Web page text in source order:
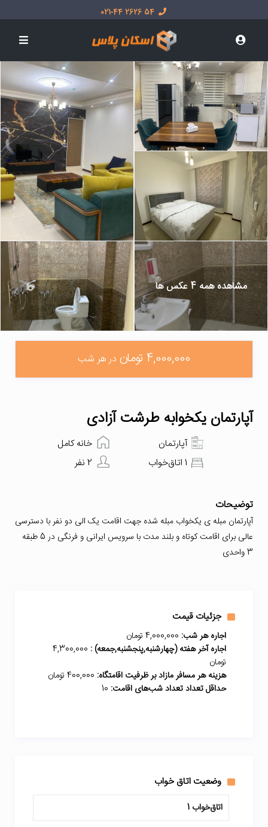
54 2626 021-44
مشاهده همه 4 عکس ها
4,000,000 تومان در هر شب
آپارتمان یکخوابه طرشت آزادی
خانه کامل
آپارتمان
2 نفر
1 اتاق‌خواب
توضیحات
آپارتمان مبله ی یکخواب مبله شده جهت اقامت یک الی دو نفر با دسترسی
عالی برای اقامت کوتاه و بلند مدت با سرویس ایرانی و فرنگی در 5 طبقه
3 واحدی
جزئیات قیمت
اجاره هر شب:
اجاره آخر هفته (چهارشنبه,پنجشنبه,جمعه) : 4,300,000
تومان
هزینه هر مسافر مازاد بر ظرفیت اقامتگاه:
حداقل تعداد تعداد شب‌های اقامت:
وضعیت اتاق خواب
اتاق‌خواب 1